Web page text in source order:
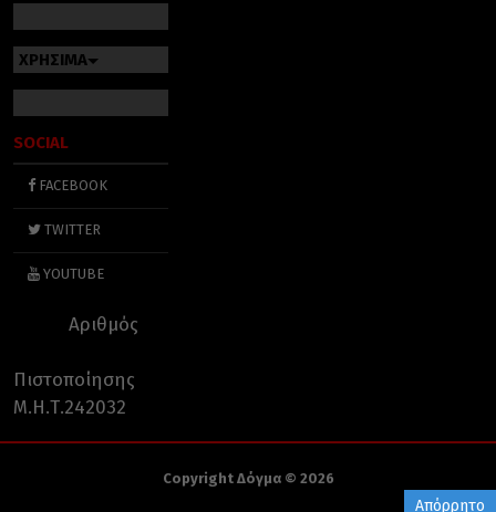
ΧΡΗΣΙΜΑ
SOCIAL
FACEBOOK
TWITTER
YOUTUBE
Αριθμός
Πιστοποίησης
Μ.Η.Τ.242032
Copyright Δόγμα © 2026
Απόρρητο